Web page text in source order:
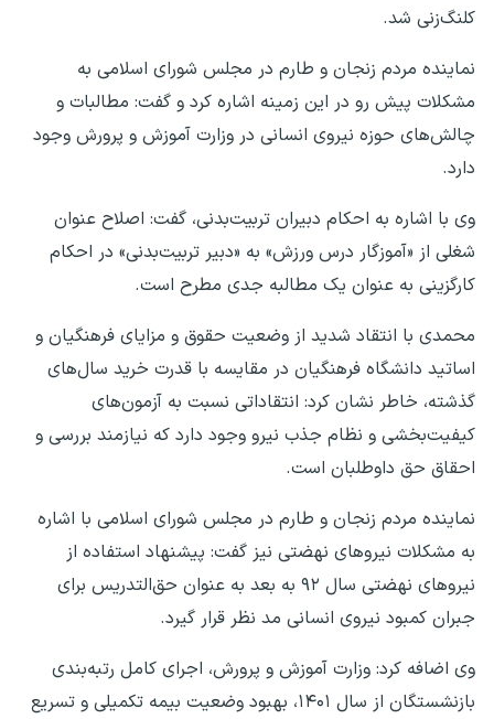
کلنگ‌زنی شد.
نماینده مردم زنجان و طارم در مجلس شورای اسلامی به
مشکلات پیش رو در این زمینه اشاره کرد و گفت: مطالبات و
چالش‌های حوزه نیروی انسانی در وزارت آموزش و پرورش وجود
دارد.
وی با اشاره به احکام دبیران تربیت‌بدنی، گفت: اصلاح عنوان
شغلی از «آموزگار درس ورزش» به «دبیر تربیت‌بدنی» در احکام
کارگزینی به عنوان یک مطالبه جدی مطرح است.
محمدی با انتقاد شدید از وضعیت حقوق و مزایای فرهنگیان و
اساتید دانشگاه فرهنگیان در مقایسه با قدرت خرید سال‌های
گذشته، خاطر نشان کرد: انتقاداتی نسبت به آزمون‌های
کیفیت‌بخشی و نظام جذب نیرو وجود دارد که نیازمند بررسی و
احقاق حق داوطلبان است.
نماینده مردم زنجان و طارم در مجلس شورای اسلامی با اشاره
به مشکلات نیروهای نهضتی نیز گفت: پیشنهاد استفاده از
نیروهای نهضتی سال ۹۲ به بعد به عنوان حق‌التدریس برای
جبران کمبود نیروی انسانی مد نظر قرار گیرد.
وی اضافه کرد: وزارت آموزش و پرورش، اجرای کامل رتبه‌بندی
بازنشستگان از سال ۱۴۰۱، بهبود وضعیت بیمه تکمیلی و تسریع